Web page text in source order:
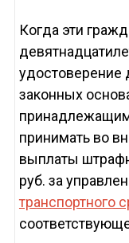
Когда эти
удостоверение
законных
принимать во
выплаты
руб. за
транспортного